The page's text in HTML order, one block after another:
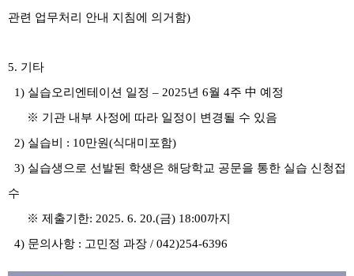
관련 업무처리 안내 지침에 의거함)
5. 기타
1) 실습오리엔테이션 일정 – 2025년 6월 4주 中 예정
※ 기관 내부 사정에 따라 일정이 변경될 수 있음
2) 실습비 : 10만원(식대미포함)
3) 실습생으로 선발된 학생은 해당학교 공문을 통한 실습 신청접
수
※ 제출기한: 2025. 6. 20.(금) 18:00까지
4) 문의사항 : 고민정 과장 / 042)254-6396